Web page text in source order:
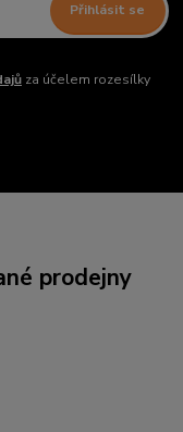
Přihlásit se
za účelem rozesílky
prodejny